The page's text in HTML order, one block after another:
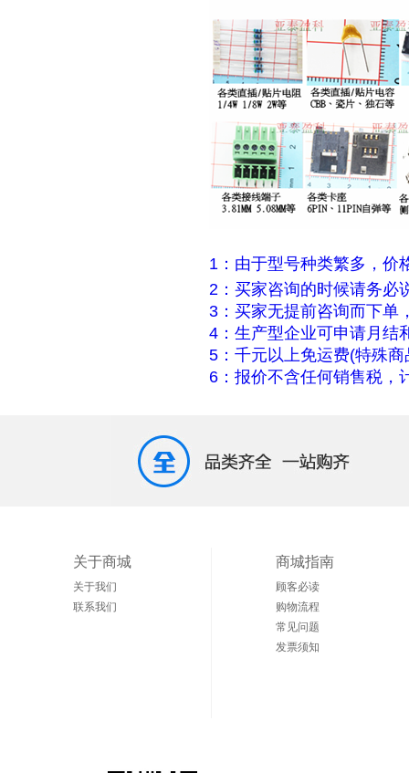
1：由于型号种类繁多，价
2：买家咨询的时候请务必
3：买家无提前咨询而下单
4：生产型企业可申请月结
5：千元以上免运费(特殊
6：报价不含任何销售税，
关于商城
关于我们
联系我们
商城指南
顾客必读
购物流程
常见问题
发票须知